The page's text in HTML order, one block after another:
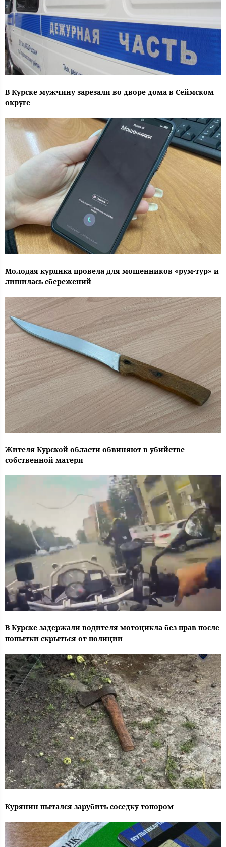
В Курске мужчину зарезали во дворе дома в Сеймском
округе
Молодая курянка провела для мошенников «рум-тур» и
лишилась сбережений
Жителя Курской области обвиняют в убийстве
собственной матери
В Курске задержали водителя мотоцикла без прав после
попытки скрыться от полиции
Курянин пытался зарубить соседку топором